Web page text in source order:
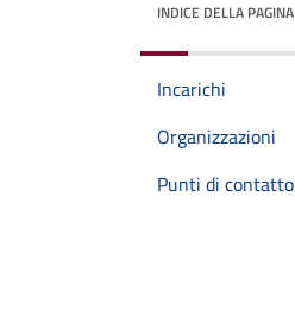
INDICE DELLA PAGINA
Incarichi
Organizzazioni
Punti di contatto